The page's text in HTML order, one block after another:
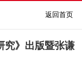
返回首页
究》出版暨张谦